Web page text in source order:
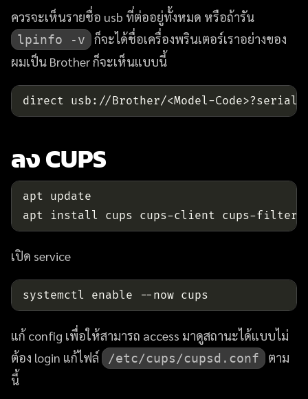
ควรจะเห็นรายชื่อ usb ที่ต่ออยู่ทั้งหมด หรือถ้ารัน
lpinfo -v
ก็จะได้ชื่อเครื่องพรินเตอร์เราอย่างของ
ผมเป็น Brother ก็จะเห็นแบบนี้
direct usb://Brother/<Model-Code>?serial
ลง CUPS
เปิด service
แก้ config เพื่อให้สามารถ access มาดูสถานะได้แบบไม่
ต้อง login แก้ไฟล์
/etc/cups/cupsd.conf
ตาม
นี้